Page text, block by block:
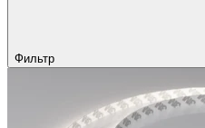
Фильтр